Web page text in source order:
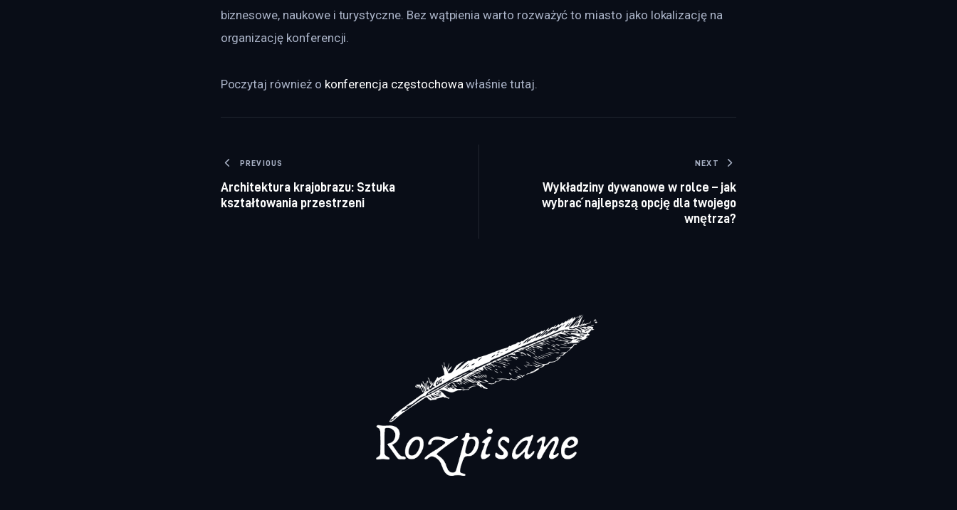
biznesowe, naukowe i turystyczne. Bez wątpienia warto rozważyć to miasto jako lokalizację na
organizację konferencji.
Poczytaj również o konferencja częstochowa właśnie tutaj.
Nawigacja wpisu
PREVIOUS
Architektura krajobrazu: Sztuka
kształtowania przestrzeni
NEXT
Wykładziny dywanowe w rolce – jak
wybrać najlepszą opcję dla twojego
wnętrza?